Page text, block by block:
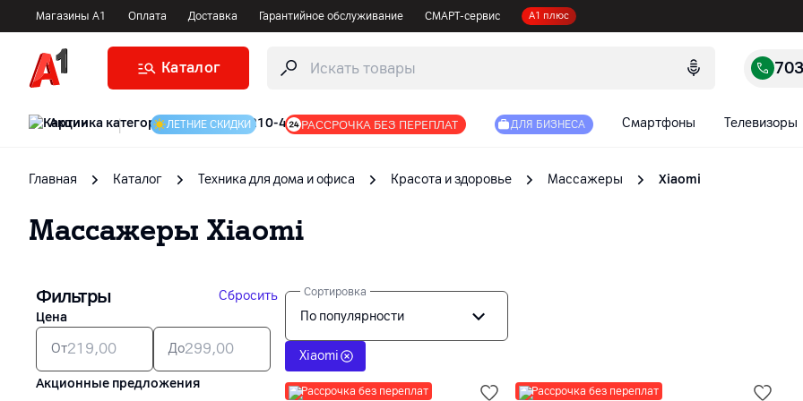
Магазины А1 Оплата Доставка Гарантийное обслуживание СМАРТ-сервис А1 плюс
Каталог
Акции | ЛЕТНИЕ СКИДКИ РАССРОЧКА БЕЗ ПЕРЕПЛАТ ДЛЯ БИЗНЕСА Смартфоны Телевизоры
Главная Каталог Техника для дома и офиса Красота и здоровье Массажеры Xiaomi
Массажеры Xiaomi
Фильтры
Сбросить
Цена
От До
Акционные предложения
Сортировка
По популярности
Xiaomi
Рассрочка без переплат Рассрочка без переплат